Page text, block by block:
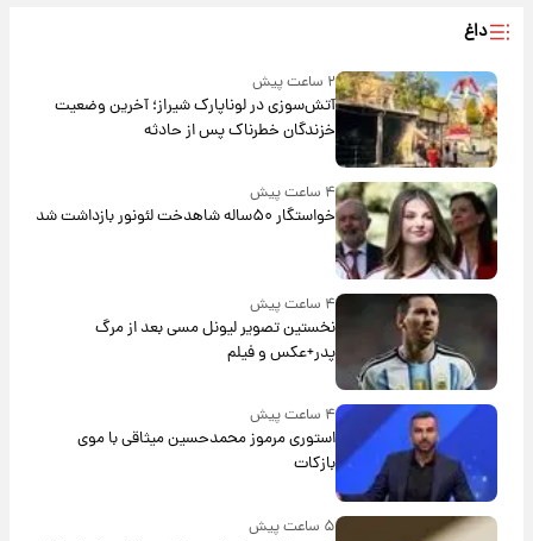
داغ
۲ ساعت پیش
آتش‌سوزی در لوناپارک شیراز؛ آخرین وضعیت
خزندگان خطرناک پس از حادثه
۴ ساعت پیش
خواستگار ۵۰ساله شاهدخت لئونور بازداشت شد
نخستین تصویر لیونل مسی بعد از مرگ
پدر+عکس و فیلم
۴ ساعت پیش
استوری مرموز محمدحسین میثاقی با موی
بازکات
۵ ساعت پیش